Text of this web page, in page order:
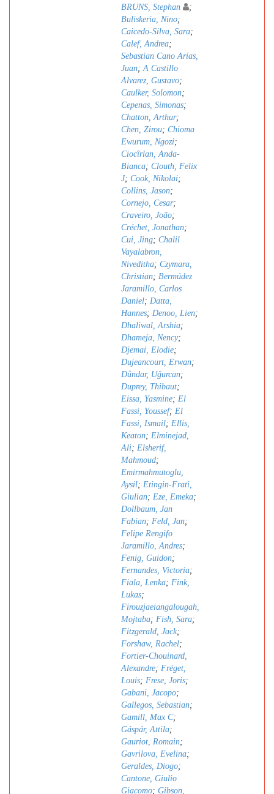
BRUNS, Stephan
;
Buliskeria, Nino;
Caicedo-Silva, Sara;
Calef, Andrea;
Sebastian Cano Arias,
Juan;A Castillo
Alvarez, Gustavo;
Caulker, Solomon;
Cepenas, Simonas;
Chatton, Arthur;
Chen, Zirou; Chioma
Ewurum, Ngozi;
Ciocîrlan, Anda-
Bianca; Clouth, Felix
J; Cook, Nikolai;
Collins, Jason;
Cornejo, Cesar;
Craveiro, João;
Créchet, Jonathan;
Cui, Jing; Chalil
Vayalabron,
Niveditha; Czymara,
Christian; Bermúdez
Jaramillo, Carlos
Daniel; Datta,
Hannes; Denoo, Lien;
Dhaliwal, Arshia;
Dhameja, Nency;
Djemai, Elodie;
Dujeancourt, Erwan;
Dündar, Uǧurcan;
Duprey, Thibaut;
Eissa, Yasmine; El
Fassi, Youssef; El
Fassi, Ismail; Ellis,
Keaton; Elminejad,
Ali; Elsherif,
Mahmoud;
Emirmahmutoglu,
Aysil; Etingin-Frati,
Giulian; Eze, Emeka;
Dollbaum, Jan
Fabian; Feld, Jan;
Felipe Rengifo
Jaramillo, Andres;
Fenig, Guidon;
Fernandes, Victoria;
Fiala, Lenka; Fink,
Lukas;
Firouzjaeiangalougah,
Mojtaba; Fish, Sara;
Fitzgerald, Jack;
Forshaw, Rachel;
Fortier-Chouinard,
Alexandre; Fréget,
Louis; Frese, Joris;
Gabani, Jacopo;
Gallegos, Sebastian;
Gamill, Max C;
Gáspár, Attila;
Gauriot, Romain;
Gavrilova, Evelina;
Geraldes, Diogo;
Cantone, Giulio
Giacomo; Gibson,